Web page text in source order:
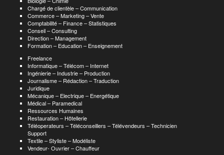
Chargé de clientèle – Communication
Commerce – Marketing – Vente
Comptabilité – Finance – Statistiques
Conseil – Consulting
Direction – Management
Formation – Education – Enseignement
Freelance
Informatique – Télécom – Internet
Ingénierie – Industrie – Production
Journalisme – Rédaction – Traduction
Juridique
Mécanique – Electrique – Energétique
Médical – Paramedical
Ressources Humaines
Restauration – Hôtellerie
Téléoperateurs – Téléconseillers – Télévendeurs – Technicien
Support
Textile – Styliste – Modéliste
Vendeur- Ouvrier – Chauffeur